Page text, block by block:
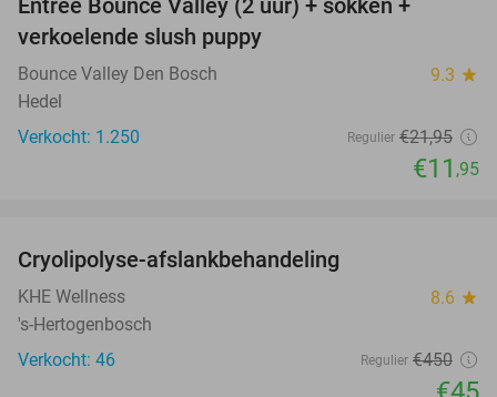
Entree Bounce Valley (2 uur) + sokken +
verkoelende slush puppy
Bounce Valley Den Bosch 9.3 star
Hedel
Verkocht: 1.250
Regulier €21,95
€11 ,95
Cryolipolyse-afslankbehandeling
KHE Wellness 8.6 star
's-Hertogenbosch
Verkocht: 46
Regulier €450